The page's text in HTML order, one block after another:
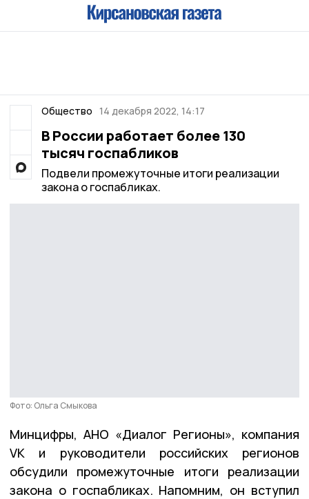
Общество 14 декабря 2022, 14:17
В России работает более 130
тысяч госпабликов
Подвели промежуточные итоги реализации
закона о госпабликах.
Фото: Ольга Смыкова
Минцифры, АНО «Диалог Регионы», компания
VK и руководители российских регионов
обсудили промежуточные итоги реализации
закона о госпабликах. Напомним, он вступил